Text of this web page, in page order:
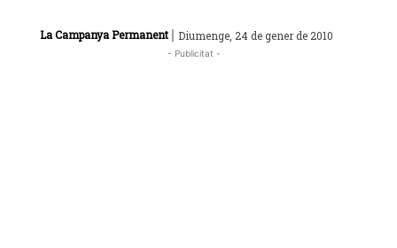
La Campanya Permanent | Diumenge, 24 de gener de 2010
- Publicitat -